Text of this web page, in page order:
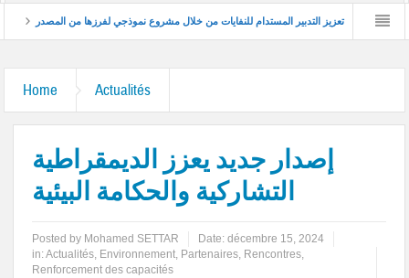
تعزيز التدبير المستدام للنفايات من خلال مشروع نموذجي والابتكار البيئي للشباب
Home Actualités
إصدار جديد يعزز الديمقراطية
التشاركية والحكامة البيئية
Posted by Mohamed SETTAR Date:décembre 15, 2024
in:Actualités, Environnement, Partenaires, Rencontres,
Renforcement des capacités